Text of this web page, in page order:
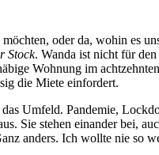
oder da, wohin es
Stock. Wanda ist nicht für
Wohnung im
die Miete einfordert.
Umfeld. Pandemie,
Sie stehen einander bei,
anders. Ich wollte nie so